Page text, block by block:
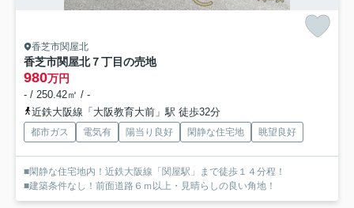
香芝市関屋北
香芝市関屋北７丁目の売地
980万円
- / 250.42㎡ / -
近鉄大阪線「大阪教育大前」駅 徒歩32分
都市ガス 電気有 陽当り良好 閑静な住宅地 眺望良好
■閑静な住宅地内！近鉄大阪線「関屋駅」まで徒歩１４分程！
■建築条件なし！前面道路６ｍ以上・見晴らしの良い角地！